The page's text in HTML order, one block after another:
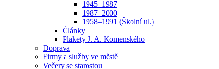
1945–1987
1987–2000
1958–1991 (Školní ul.)
Články
Plakety J. A. Komenského
Doprava
Firmy a služby ve městě
Večery se starostou